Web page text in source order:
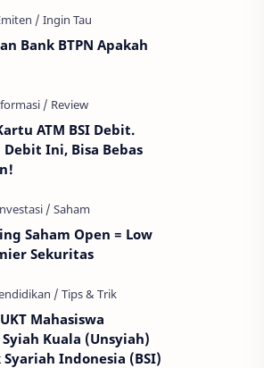
Bank BTPN Apakah
ATM BSI Debit.
Ini, Bisa Bebas
Saham Open = Low
Sekuritas
Mahasiswa
Kuala (Unsyiah)
Indonesia (BSI)